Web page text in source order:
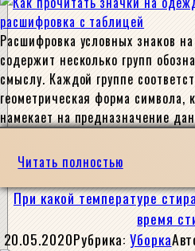
Расшифровка условных знаков
содержит несколько групп
смыслу. Каждой группе
геометрическая форма символа,
намекает на предназначение
Читать полностью
При какой температуре
время
20.05.2020Рубрика: Уборка